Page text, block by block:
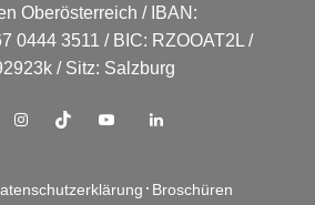
Oberösterreich / IBAN:
0444 3511 / BIC: RZOOAT2L /
/ Sitz: Salzburg
Broschüren